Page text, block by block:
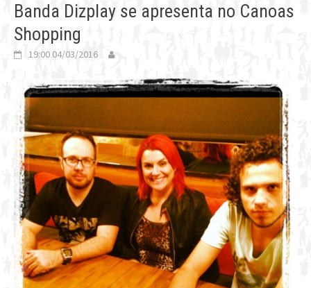
Banda Dizplay se apresenta no Canoas
Shopping
19:00 04/03/2016